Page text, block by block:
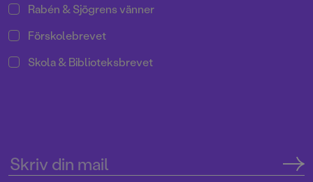
Rabén & Sjögrens vänner
Förskolebrevet
Skola & Biblioteksbrevet